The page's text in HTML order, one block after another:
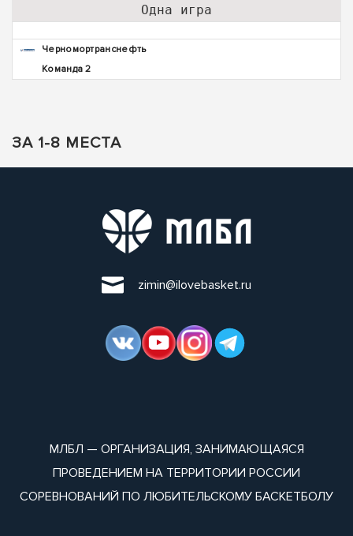
Одна игра
Черномортранснефть
Команда 2
ЗА 1-8 МЕСТА
zimin@ilovebasket.ru
МЛБЛ — ОРГАНИЗАЦИЯ, ЗАНИМАЮЩАЯСЯ
ПРОВЕДЕНИЕМ НА ТЕРРИТОРИИ РОССИИ
СОРЕВНОВАНИЙ ПО ЛЮБИТЕЛЬСКОМУ БАСКЕТБОЛУ